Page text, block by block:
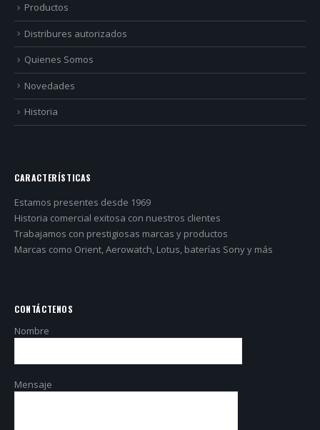
Productos
Distribures autorizados
Quienes Somos
Novedades
Historia
CARACTERÍSTICAS
Estamos presentes desde 1969
Historia comercial exitosa con nuestros clientes
Trabajamos con prestigiosas marcas y productos
Marcas como Orient, Aerowatch, Lotus, baterías Sony y más
CONTÁCTENOS
Nombre
Mensaje